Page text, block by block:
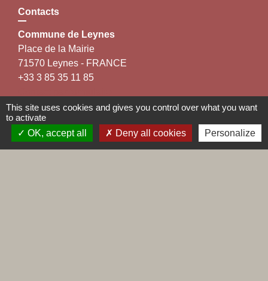
Contacts
Commune de Leynes
Place de la Mairie
71570 Leynes - FRANCE
+33 3 85 35 11 85
This site uses cookies and gives you control over what you want
to activate
OK, accept all
Deny all cookies Personalize